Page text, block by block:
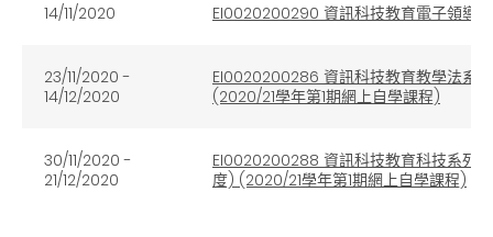
14/11/2020 EI0020200290 資訊科技教育電子領導
23/11/2020 -
14/12/2020
EI0020200286 資訊科技教育教學法系
(2020/21學年第1期網上自學課程)
30/11/2020 -
21/12/2020
EI0020200288 資訊科技教育科技系列
度) (2020/21學年第1期網上自學課程)